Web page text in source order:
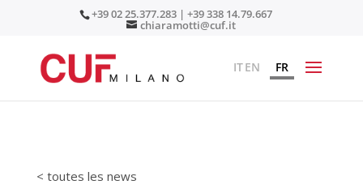
+39 02 25.377.283 | +39 338 14.79.667
chiaramotti@cuf.it
ITEN FR
< toutes les news